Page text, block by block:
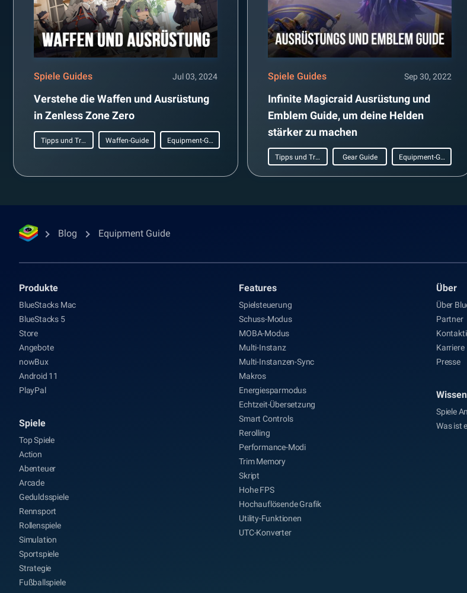
Spiele Guides Jul 03, 2024
Verstehe die Waffen und Ausrüstung
in Zenless Zone Zero
Tipps und Tricks Waffen-Guide Equipment-Guide
Spiele Guides Sep 30, 2022
Infinite Magicraid Ausrüstung und
Emblem Guide, um deine Helden
stärker zu machen
Tipps und Tricks Gear Guide Equipment-Guide
Blog Equipment Guide
Produkte
BlueStacks Mac
BlueStacks 5
Store
Angebote
nowBux
Android 11
PlayPal
Spiele
Top Spiele
Action
Abenteuer
Arcade
Geduldsspiele
Rennsport
Rollenspiele
Simulation
Sportspiele
Strategie
Fußballspiele
Features
Spielsteuerung
Schuss-Modus
MOBA-Modus
Multi-Instanz
Multi-Instanzen-Sync
Makros
Energiesparmodus
Echtzeit-Übersetzung
Smart Controls
Rerolling
Performance-Modi
Trim Memory
Skript
Hohe FPS
Hochauflösende Grafik
Utility-Funktionen
UTC-Konverter
Über
Über
Partner
Karriere
Presse
Spiele
Was ist